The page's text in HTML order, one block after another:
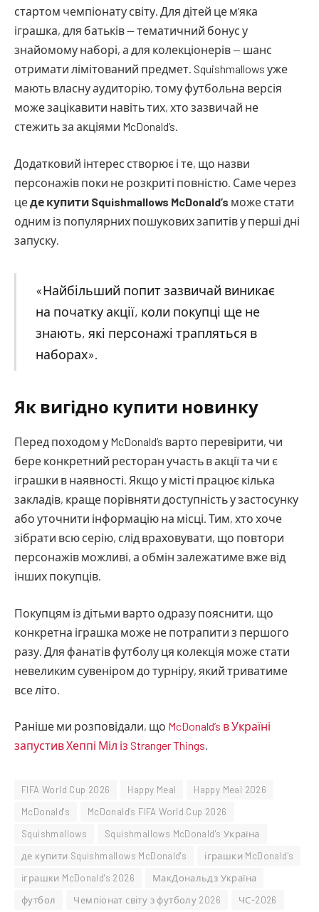
стартом чемпіонату світу. Для дітей це м’яка
іграшка, для батьків — тематичний бонус у
знайомому наборі, а для колекціонерів — шанс
отримати лімітований предмет. Squishmallows уже
мають власну аудиторію, тому футбольна версія
може зацікавити навіть тих, хто зазвичай не
стежить за акціями McDonald’s.
Додатковий інтерес створює і те, що назви
персонажів поки не розкриті повністю. Саме через
це де купити Squishmallows McDonald’s може стати
одним із популярних пошукових запитів у перші дні
запуску.
«Найбільший попит зазвичай виникає
на початку акції, коли покупці ще не
знають, які персонажі трапляться в
наборах».
Як вигідно купити новинку
Перед походом у McDonald’s варто перевірити, чи
бере конкретний ресторан участь в акції та чи є
іграшки в наявності. Якщо у місті працює кілька
закладів, краще порівняти доступність у застосунку
або уточнити інформацію на місці. Тим, хто хоче
зібрати всю серію, слід враховувати, що повтори
персонажів можливі, а обмін залежатиме вже від
інших покупців.
Покупцям із дітьми варто одразу пояснити, що
конкретна іграшка може не потрапити з першого
разу. Для фанатів футболу ця колекція може стати
невеликим сувеніром до турніру, який триватиме
все літо.
Раніше ми розповідали, що McDonald’s в Україні
запустив Хеппі Міл із Stranger Things.
FIFA World Cup 2026 Happy Meal
Happy Meal 2026
McDonald's
McDonald's FIFA World Cup 2026
Squishmallows
Squishmallows McDonald's Україна
де купити Squishmallows McDonald's
іграшки McDonald's
іграшки McDonald's 2026
МакДональдз Україна
футбол
Чемпіонат світу з футболу 2026 ЧС-2026